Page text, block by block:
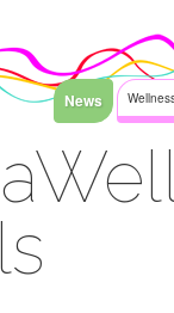
News